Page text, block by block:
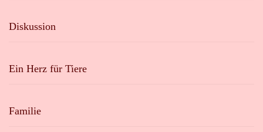
Diskussion
Ein Herz für Tiere
Familie